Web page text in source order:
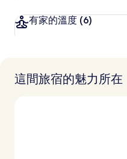
有家的溫度 (6)
這間旅宿的魅力所在